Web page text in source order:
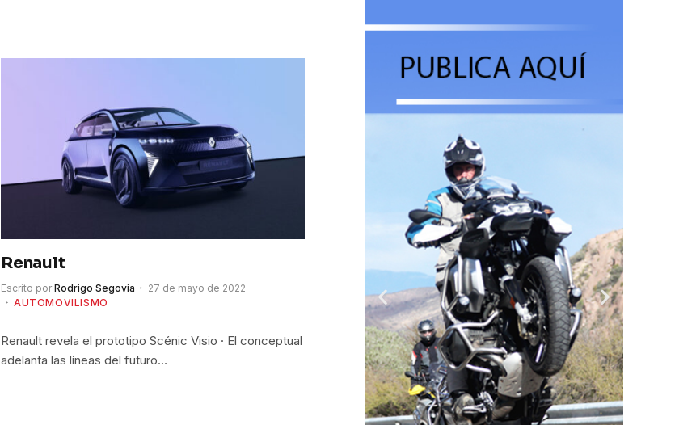
Renault
Escrito por Rodrigo Segovia
27 de mayo de 2022
AUTOMOVILISMO
Renault revela el prototipo Scénic Visio · El conceptual
adelanta las líneas del futuro…